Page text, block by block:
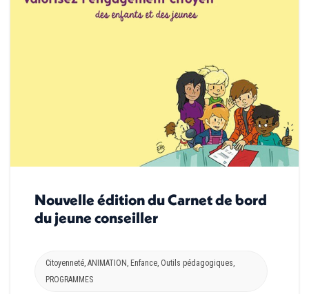
Nouvelle édition du Carnet de bord
du jeune conseiller
Citoyenneté, ANIMATION , Enfance, Outils pédagogiques,
PROGRAMMES